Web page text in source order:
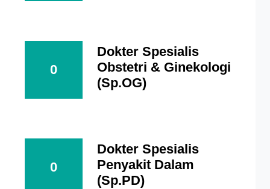
0
Dokter Spesialis
Obstetri & Ginekologi
(Sp.OG)
0
Dokter Spesialis
Penyakit Dalam
(Sp.PD)